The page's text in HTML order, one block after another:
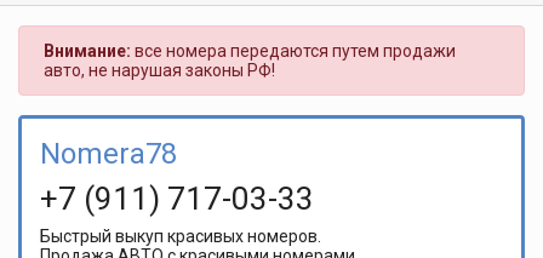
Внимание: все номера передаются путем продажи
авто, не нарушая законы РФ!
Nomera78
+7 (911) 717-03-33
Быстрый выкуп красивых номеров.